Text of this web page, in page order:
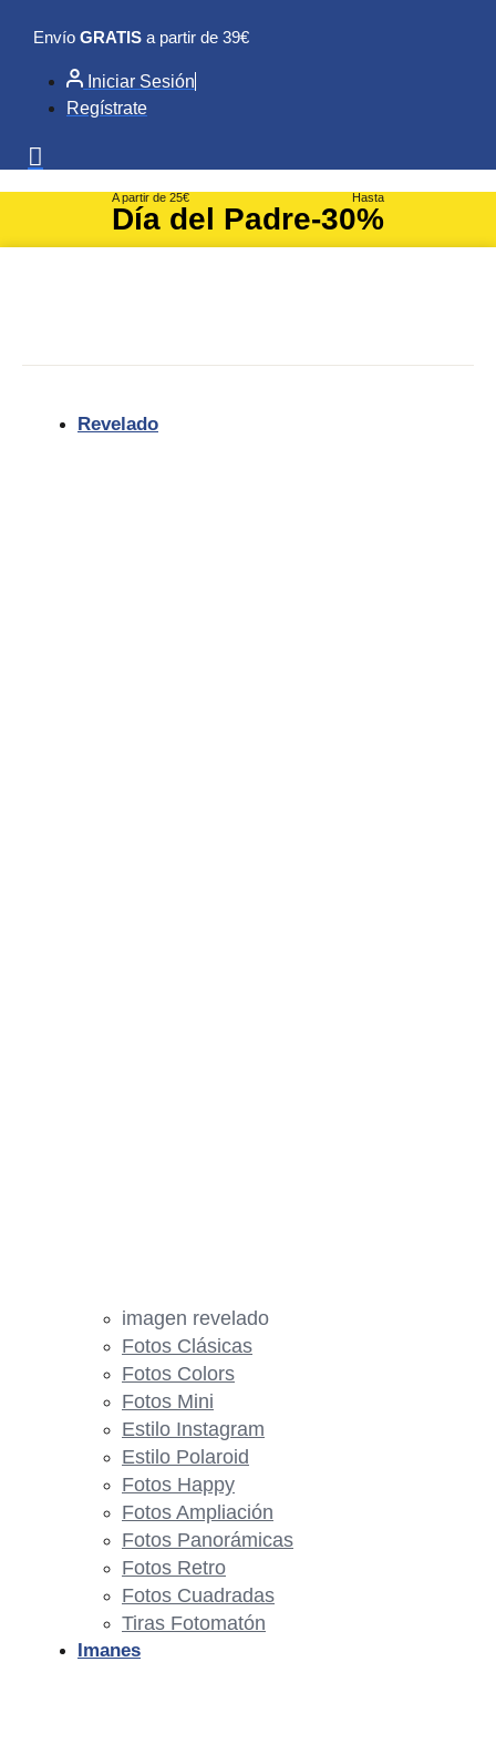
contenido
Envío GRATIS a partir de 39€
Iniciar Sesión
Regístrate
A partir de 25€
Día del Padre
Hasta
-30%
Revelado
imagen revelado
Fotos Clásicas
Fotos Colors
Fotos Mini
Estilo Instagram
Estilo Polaroid
Fotos Happy
Fotos Ampliación
Fotos Panorámicas
Fotos Retro
Fotos Cuadradas
Tiras Fotomatón
Imanes